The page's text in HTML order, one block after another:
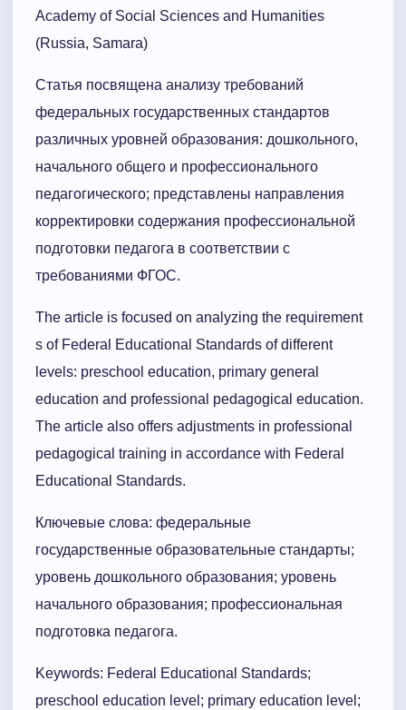
Academy of Social Sciences and Humanities
(Russia, Samara)
Статья посвящена анализу требований
федеральных государственных стандартов
различных уровней образования: дошкольного,
начального общего и профессионального
педагогического; представлены направления
корректировки содержания профессиональной
подготовки педагога в соответствии с
требованиями ФГОС.
The article is focused on analyzing the requirement
s of Federal Educational Standards of different
levels: preschool education, primary general
education and professional pedagogical education.
The article also offers adjustments in professional
pedagogical training in accordance with Federal
Educational Standards.
Ключевые слова: федеральные
государственные образовательные стандарты;
уровень дошкольного образования; уровень
начального образования; профессиональная
подготовка педагога.
Keywords: Federal Educational Standards;
preschool education level; primary education level;